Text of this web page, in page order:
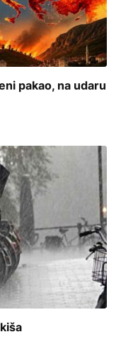
pakao, na udaru